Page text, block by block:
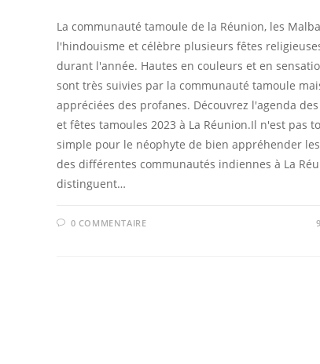
La communauté tamoule de la Réunion, les
l'hindouisme et célèbre plusieurs fêtes
durant l'année. Hautes en couleurs et en
sont très suivies par la communauté tamoule
appréciées des profanes. Découvrez l'agenda
et fêtes tamoules 2023 à La Réunion.Il n'est pas
simple pour le néophyte de bien appréhender
des différentes communautés indiennes à La
distinguent…
0 COMMENTAIRE